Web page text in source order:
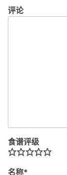
评论
食谱评级
名称*